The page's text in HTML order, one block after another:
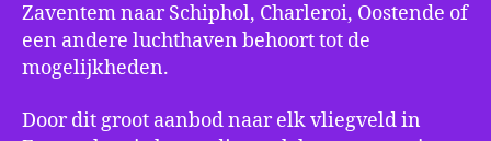
Zaventem naar Schiphol, Charleroi, Oostende of
een andere luchthaven behoort tot de
mogelijkheden.
Door dit groot aanbod naar elk vliegveld in